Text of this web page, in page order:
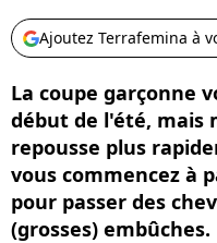
Ajoutez Terrafemina à
La coupe garçonne
début de l'été, mais
repousse plus
vous commencez à
pour passer des
(grosses) embûches.